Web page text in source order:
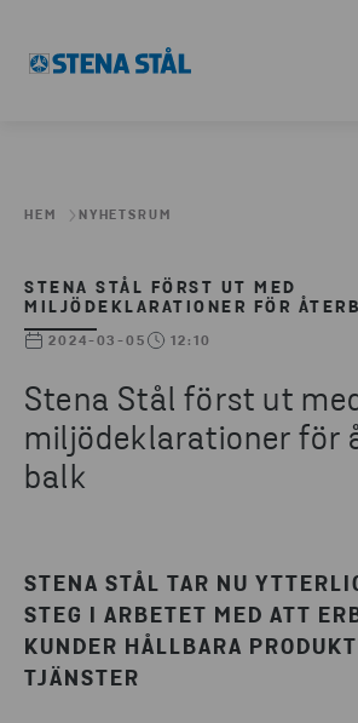
HEM NYHETSRUM
STENA STÅL FÖRST UT MED
MILJÖDEKLARATIONER FÖR
2024-03-05 12:10
Stena Stål först ut
miljödeklarationer för
balk
STENA STÅL TAR NU
STEG I ARBETET MED ATT
KUNDER HÅLLBARA
TJÄNSTER